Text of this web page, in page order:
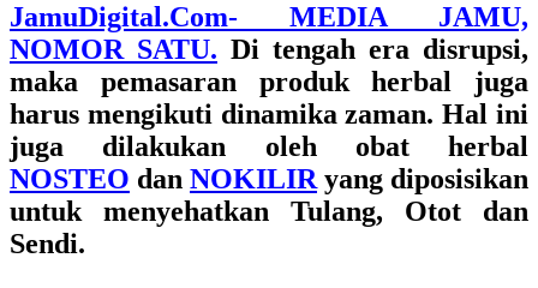
JamuDigital.Com- MEDIA JAMU,
NOMOR SATU. Di tengah era disrupsi,
maka pemasaran produk herbal juga
harus mengikuti dinamika zaman. Hal ini
juga dilakukan oleh obat herbal
NOSTEO dan NOKILIR yang diposisikan
untuk menyehatkan Tulang, Otot dan
Sendi.